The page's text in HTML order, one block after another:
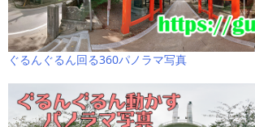
ぐるんぐるん回る360パノラマ写真